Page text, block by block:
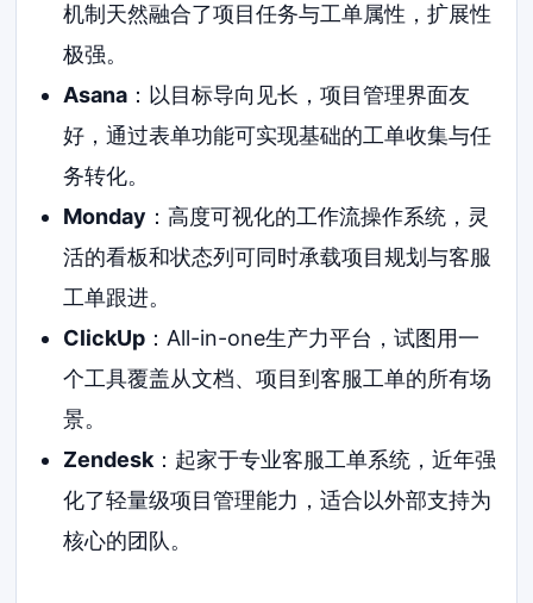
机制天然融合了项目任务与工单属性，扩展性
极强。
Asana：以目标导向见长，项目管理界面友
好，通过表单功能可实现基础的工单收集与任
务转化。
Monday ：高度可视化的工作流操作系统，灵
活的看板和状态列可同时承载项目规划与客服
工单跟进。
ClickUp：All-in-one生产力平台，试图用一
个工具覆盖从文档、项目到客服工单的所有场
景。
Zendesk：起家于专业客服工单系统，近年强
化了轻量级项目管理能力，适合以外部支持为
核心的团队。